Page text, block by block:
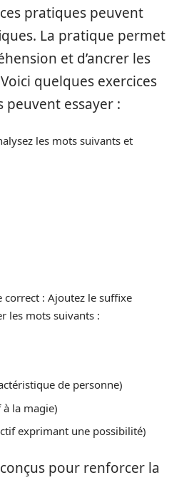
pratiques peuvent
La pratique permet
et d’ancrer les
quelques exercices
peuvent essayer :
les mots suivants et
correct : Ajoutez le suffixe
les mots suivants :
de personne)
à la magie)
exprimant une possibilité)
pour renforcer la